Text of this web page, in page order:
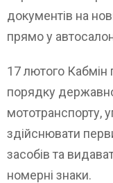
документів на
прямо у
17 лютого Кабмін
порядку
мототранспорту,
здійснювати
засобів та
номерні знаки.